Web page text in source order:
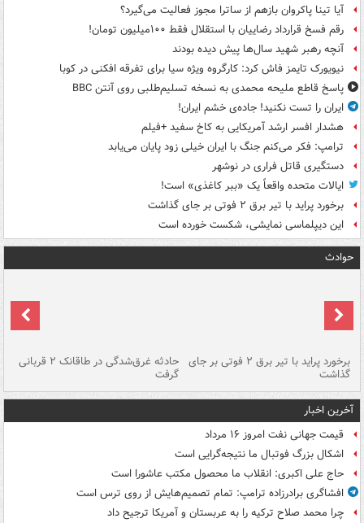
آیا تینا پاکروان بازهم از ساترا مجوز فعالیت می‌گیرد؟
رقم فسخ قرارداد رضاییان با استقلال فقط ۱۰۰میلیون تومان!
آنچه رهبر شهید سال‌ها پیش دیده بودند
نیویورک تایمز فاش کرد: کارگروه ویژه سیا برای تفرقه افکنی در کوبا
پاسخ قاطع ملیحه محمدی به نسخه تسلیم‌طلبی روی آنتن BBC
ایران را تست نکنید! جاده‌ی خشم ایران!
هشدار افسر ارشد آمریکایی به کاخ سفید +فیلم
ترامپ: فکر می‌کنم جنگ با ایران خیلی زود پایان می‌یابد
دستگیری قاتل فراری در نوشهر
ایالات متحده واقعاً یک «ببر کاغذی» است!
برخورد پراید با تیر برق ۲ فوتی بر جای گذاشت
این دیپلماسی نمایشی، شکست خورده است
حوادث
برخورد پراید با تیر برق ۲ فوتی بر جای
گذاشت
حادثه غرق‌شدگی در طاقانک ۲ قربانی
گرفت
آخرین اخبار
قیمت جهانی نفت امروز ۱۶ مرداد
اشکال بزرگ فوتبال ما نتیجه‌گرایی است
حاج علی اکبری: انقلاب ما محصول مکتب عاشورا است
افشاگری برادرزاده ترامپ: تمام تصمیم‌هایش از روی ترس است
چرا محمد صلاح ترکیه را به عربستان و آمریکا ترجیح داد